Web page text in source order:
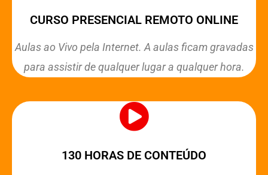
CURSO PRESENCIAL REMOTO ONLINE
Aulas ao Vivo pela Internet. A aulas ficam gravadas
para assistir de qualquer lugar a qualquer hora.
130 HORAS DE CONTEÚDO